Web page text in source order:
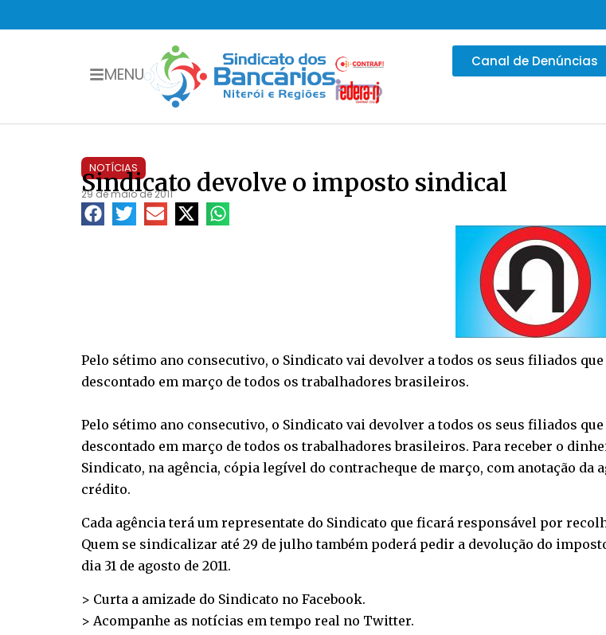
MENU
Canal de Denúncias
NOTÍCIAS
Sindicato devolve o imposto sindical
29 de maio de 2011
Pelo sétimo ano consecutivo, o Sindicato vai devolver a todos os seus filiados
descontado em março de todos os trabalhadores brasileiros.
Pelo sétimo ano consecutivo, o Sindicato vai devolver a todos os seus filiados
descontado em março de todos os trabalhadores brasileiros. Para receber o
Sindicato, na agência, cópia legível do contracheque de março, com anotação
crédito.
Cada agência terá um representate do Sindicato que ficará responsável por
Quem se sindicalizar até 29 de julho também poderá pedir a devolução do
dia 31 de agosto de 2011.
> Curta a amizade do Sindicato no Facebook.
> Acompanhe as notícias em tempo real no Twitter.